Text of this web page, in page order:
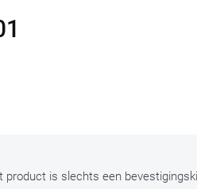
product is slechts een